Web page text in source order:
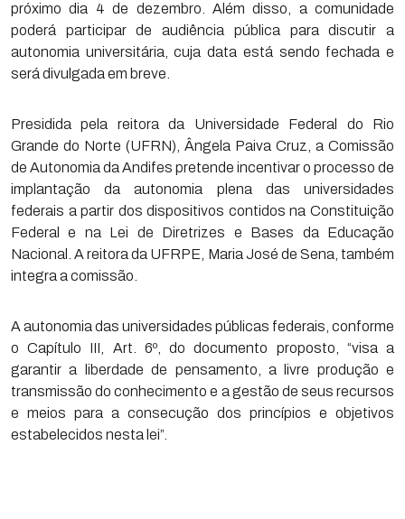
próximo dia 4 de dezembro. Além disso, a comunidade
poderá participar de audiência pública para discutir a
autonomia universitária, cuja data está sendo fechada e
será divulgada em breve.
Presidida pela reitora da Universidade Federal do Rio
Grande do Norte (UFRN), Ângela Paiva Cruz, a Comissão
de Autonomia da Andifes pretende incentivar o processo de
implantação da autonomia plena das universidades
federais a partir dos dispositivos contidos na Constituição
Federal e na Lei de Diretrizes e Bases da Educação
Nacional. A reitora da UFRPE, Maria José de Sena, também
integra a comissão.
A autonomia das universidades públicas federais, conforme
o Capítulo III, Art. 6º, do documento proposto, “visa a
garantir a liberdade de pensamento, a livre produção e
transmissão do conhecimento e a gestão de seus recursos
e meios para a consecução dos princípios e objetivos
estabelecidos nesta lei”.